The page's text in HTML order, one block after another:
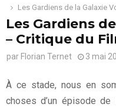
Les Gardiens de la Galaxie
Les Gardiens
– Critique du
par Florian Ternet 3 mai
À ce stade, nous en
choses d’un épisode de